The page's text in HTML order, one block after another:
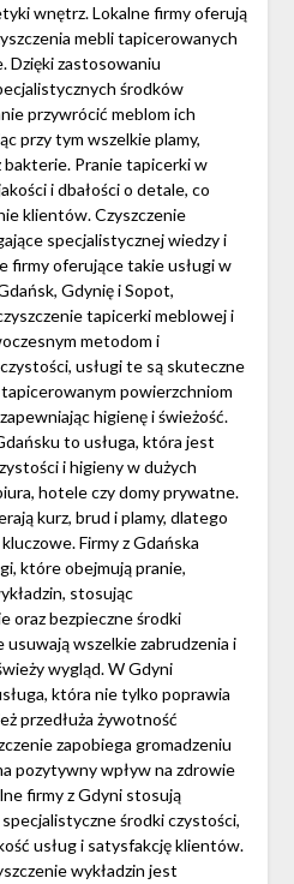
wnętrz. Lokalne firmy oferują
mebli tapicerowanych
Dzięki zastosowaniu
środków
przywrócić meblom ich
przy tym wszelkie plamy,
bakterie. Pranie tapicerki w
i dbałości o detale, co
klientów. Czyszczenie
specjalistycznej wiedzy i
firmy oferujące takie usługi w
Gdynię i Sopot,
tapicerki meblowej i
metodom i
usługi te są skuteczne
powierzchniom
higienę i świeżość.
to usługa, która jest
i higieny w dużych
hotele czy domy prywatne.
kurz, brud i plamy, dlatego
Firmy z Gdańska
które obejmują pranie,
stosując
oraz bezpieczne środki
wszelkie zabrudzenia i
wygląd. W Gdyni
która nie tylko poprawia
przedłuża żywotność
zapobiega gromadzeniu
pozytywny wpływ na zdrowie
firmy z Gdyni stosują
środki czystości,
usług i satysfakcję klientów.
wykładzin jest